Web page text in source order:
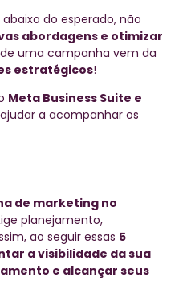
do esperado, não
abordagens e otimizar
uma campanha vem da
estratégicos!
Meta Business Suite e
a acompanhar os
de marketing no
planejamento,
ao seguir essas 5
a visibilidade da sua
e alcançar seus